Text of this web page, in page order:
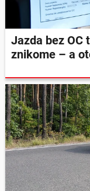
Jazda bez OC
znikome – a